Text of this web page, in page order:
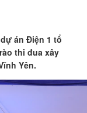
án Điện 1 tổ
thi đua xây
Yên.